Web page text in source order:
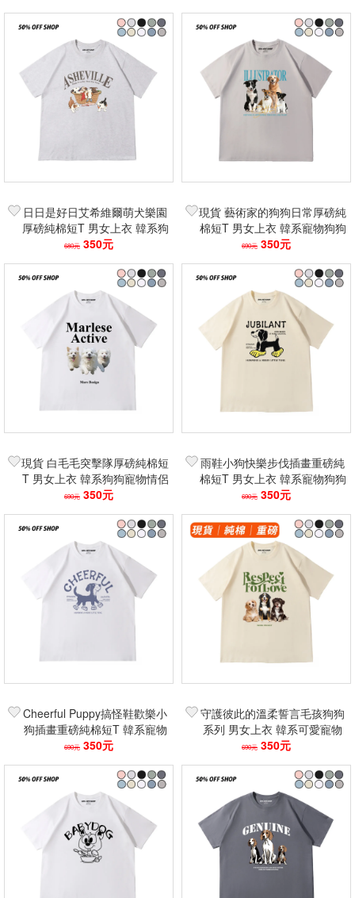
灣製
製
日日是好日艾希維爾萌犬樂園
厚磅純棉短T 男女上衣 韓系狗
狗插畫 情侶裝短袖 學生休閒
百搭 台灣製
680元 350元
現貨 藝術家的狗狗日常厚磅純
棉短T 男女上衣 韓系寵物狗狗
圖案短袖 情侶穿搭 學生休閒
百搭潮流T恤
690元 350元
現貨 白毛毛突擊隊厚磅純棉短
T 男女上衣 韓系狗狗寵物情侶
裝oversize 學生休閒百搭潮流
690元 350元
雨鞋小狗快樂步伐插畫重磅純
棉短T 男女上衣 韓系寵物狗狗
圖案短袖 情侶穿搭 學生休閒
潮流百搭T恤
690元 350元
Cheerful Puppy搞怪鞋歡樂小
狗插畫重磅純棉短T 韓系寵物
狗狗圖案短袖 休閒潮流百搭T
恤
690元 350元
守護彼此的溫柔誓言毛孩狗狗
系列 男女上衣 韓系可愛寵物
圖案短袖 情侶裝 學生休閒百
搭潮流T恤
690元 350元